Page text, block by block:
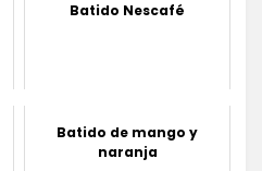
Batido Nescafé
Batido de mango y
naranja